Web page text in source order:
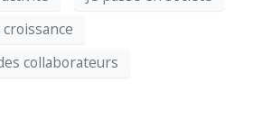
collaborateurs